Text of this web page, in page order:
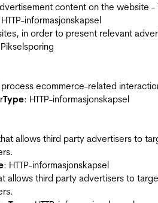
content on the
informasjonskapsel
in order to present relevant
ecommerce-related
Type: HTTP-informasjonskapsel
allows third party advertisers to
: HTTP-informasjonskapsel
allows third party advertisers to